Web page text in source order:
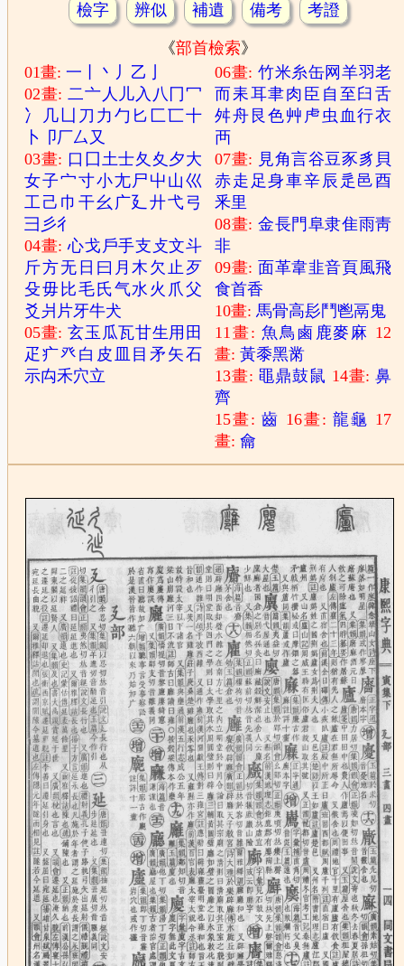
檢字 辨似 補遺 備考 考證
《部首檢索》
01畫:一 丶 丿 乙
02畫:二亠 人 儿入 八 冂冖
冫
几 凵 刀 力 勹 匕 匚匸十
卜
卩厂厶 又
03畫: 口 囗 土士夂 夊 夕大
女子宀寸小尢尸 屮 山巛
工 己 巾 干幺 广廴廾弋弓
彐 彡彳
04畫:心戈 戶手支 攴文斗
斤方无 日 曰 月木 欠止 歹
殳毋 比毛 氏气水 火 爪父
爻 爿 片牙牛犬
05畫:玄玉 瓜瓦甘生用 田
疋 疒癶 白 皮 目矛 矢石
示禸禾穴立
06畫: 竹米糸缶网 羊羽老
而耒耳聿肉 臣 自 至 臼舌
舛舟 艮色艸 虍 虫 血行衣
襾
07畫: 見角言谷豆豕豸 貝
赤走 足身車辛辰 辵 邑酉
釆里
08畫: 金長門 阜隶隹雨靑
非
09畫: 面革韋韭音頁風飛
食首香
10畫:馬骨高髟 鬥鬯鬲 鬼
11畫: 魚鳥 鹵 鹿麥 麻 12
畫:黃黍黑黹
13畫: 黽鼎鼓鼠 14畫:鼻
齊
15畫:齒 16畫:龍龜 17
畫:龠